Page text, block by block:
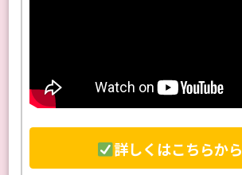
詳しくはこちらから